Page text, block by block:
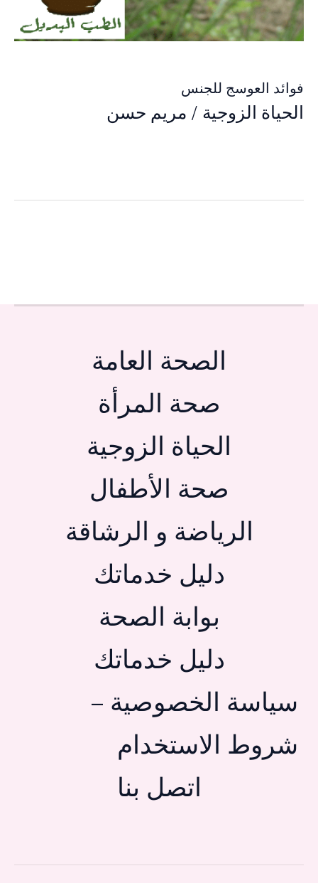
فوائد العوسج للجنس
الحياة الزوجية / مريم حسن
الصحة العامة
صحة المرأة
الحياة الزوجية
صحة الأطفال
الرياضة و الرشاقة
دليل خدماتك
بوابة الصحة
دليل خدماتك
سياسة الخصوصية –
شروط الاستخدام
اتصل بنا